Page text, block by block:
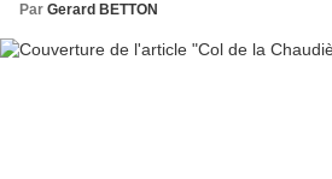
Par Gerard BETTON